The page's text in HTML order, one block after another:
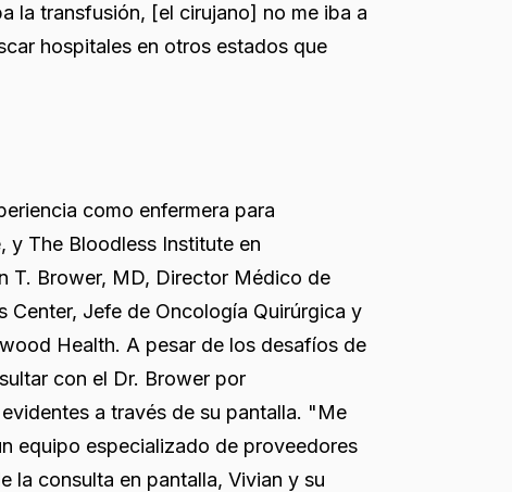
la transfusión, [el cirujano] no me iba a
hospitales en otros estados que
como enfermera para
y The Bloodless Institute en
T. Brower, MD, Director Médico de
Center, Jefe de Oncología Quirúrgica y
Health. A pesar de los desafíos de
con el Dr. Brower por
a través de su pantalla. "Me
equipo especializado de proveedores
la consulta en pantalla, Vivian y su